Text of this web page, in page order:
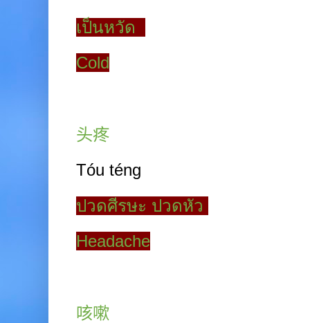
เป็นหวัด
Cold
头疼
Tóu téng
ปวดศีรษะ ปวดหัว
Headache
咳嗽